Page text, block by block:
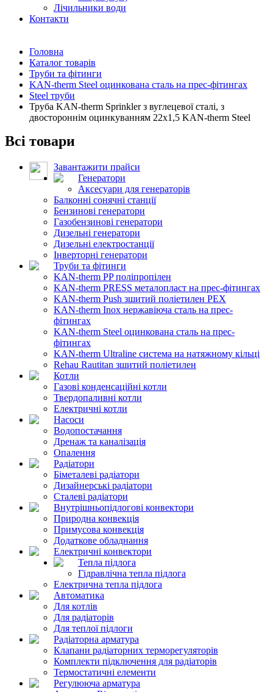
Лічильники води
Контакти
Головна
Каталог товарів
Труби та фітинги
KAN-therm Steel оцинкована сталь на прес-фітингах
Steel труби
Труба KAN-therm Sprinkler з вуглецевої сталі, з
двостороннім оцинкуванням 22x1,5 KAN-therm Steel
Всі товари
Завантажити прайси
Генератори
Аксесуари для генераторів
Балконні сонячні станції
Бензинові генератори
Газобензинові генератори
Дизельні генератори
Дизельні електростанції
Інверторні генератори
Труби та фітинги
KAN-therm PP поліпропілен
KAN-therm PRESS металопласт на прес-фітингах
KAN-therm Push зшитий поліетилен PEX
KAN-therm Inox нержавіюча сталь на прес-
фітингах
KAN-therm Steel оцинкована сталь на прес-
фітингах
KAN-therm Ultraline система на натяжному кільці
Rehau Rautitan зшитий поліетилен
Котли
Газові конденсаційні котли
Твердопаливні котли
Електричні котли
Насоси
Водопостачання
Дренаж та каналізація
Опалення
Радіатори
Біметалеві радіатори
Дизайнерські радіатори
Сталеві радіатори
Внутрішньопідлогові конвектори
Природна конвекція
Примусова конвекція
Додаткове обладнання
Електричні конвектори
Тепла підлога
Гідравлічна тепла підлога
Електрична тепла підлога
Автоматика
Для котлів
Для радіаторів
Для теплої підлоги
Радіаторна арматура
Клапани радіаторних терморегуляторів
Комплекти підключення для радіаторів
Термостатичні елементи
Регулююча арматура